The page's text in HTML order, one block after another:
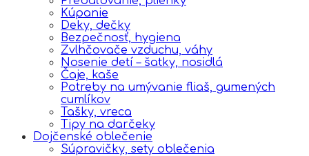
Kúpanie
Deky, dečky
Bezpečnosť, hygiena
Zvlhčovače vzduchu, váhy
Nosenie detí – šatky, nosidlá
Čaje, kaše
Potreby na umývanie fliaš, gumených
cumlíkov
Tašky, vreca
Tipy na darčeky
Dojčenské oblečenie
Súpravičky, sety oblečenia